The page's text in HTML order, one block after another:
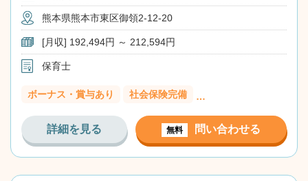
熊本県熊本市東区御領2-12-20
[月収] 192,494円 ～ 212,594円
保育士
ボーナス・賞与あり 社会保険完備 …
詳細を見る 無料 問い合わせる